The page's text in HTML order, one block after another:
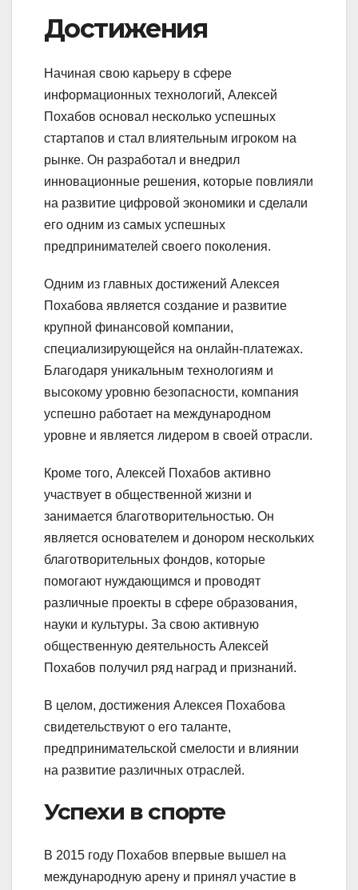
Достижения
Начиная свою карьеру в сфере
информационных технологий, Алексей
Похабов основал несколько успешных
стартапов и стал влиятельным игроком на
рынке. Он разработал и внедрил
инновационные решения, которые повлияли
на развитие цифровой экономики и сделали
его одним из самых успешных
предпринимателей своего поколения.
Одним из главных достижений Алексея
Похабова является создание и развитие
крупной финансовой компании,
специализирующейся на онлайн-платежах.
Благодаря уникальным технологиям и
высокому уровню безопасности, компания
успешно работает на международном
уровне и является лидером в своей отрасли.
Кроме того, Алексей Похабов активно
участвует в общественной жизни и
занимается благотворительностью. Он
является основателем и донором нескольких
благотворительных фондов, которые
помогают нуждающимся и проводят
различные проекты в сфере образования,
науки и культуры. За свою активную
общественную деятельность Алексей
Похабов получил ряд наград и признаний.
В целом, достижения Алексея Похабова
свидетельствуют о его таланте,
предпринимательской смелости и влиянии
на развитие различных отраслей.
Успехи в спорте
В 2015 году Похабов впервые вышел на
международную арену и принял участие в